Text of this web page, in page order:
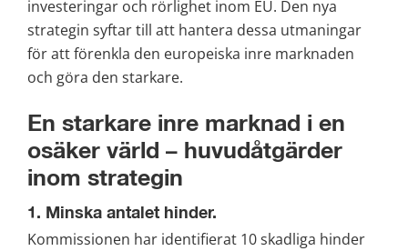
investeringar och rörlighet inom EU. Den nya
strategin syftar till att hantera dessa utmaningar
för att förenkla den europeiska inre marknaden
och göra den starkare.
En starkare inre marknad i en
osäker värld – huvudåtgärder
inom strategin
1. Minska antalet hinder.
Kommissionen har identifierat 10 skadliga hinder